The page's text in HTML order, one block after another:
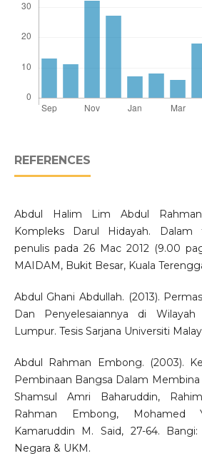
REFERENCES
Abdul Halim Lim Abdul
Kompleks Darul Hidayah.
penulis pada 26 Mac 2012 (9.00
MAIDAM, Bukit Besar, Kuala
Abdul Ghani Abdullah. (2013).
Dan Penyelesaiannya di Wilayah
Lumpur. Tesis Sarjana Universiti
Abdul Rahman Embong. (2003).
Pembinaan Bangsa Dalam Membina
Shamsul Amri Baharuddin,
Rahman Embong, Mohamed
Kamaruddin M. Said, 27-64.
Negara & UKM.